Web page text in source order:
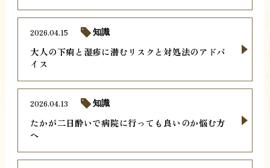
大人の下痢と湿疹に潜むリスクと対処法のアドバ
イス
2026.04.15 知識
たかが二日酔いで病院に行っても良いのか悩む方
へ
2026.04.13 知識